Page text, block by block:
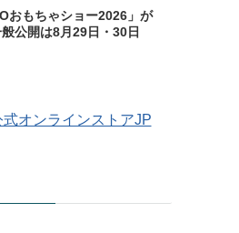
おもちゃショー2026」が
公開は8月29日・30日